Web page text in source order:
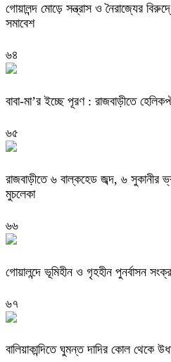
গোয়ালন্দ মোড়ে সন্ত্রাস ও নৈরাজ্যের
সমাবেশ
৬৪
বাবা-মা’র ইচ্ছে পূরণ : রাজবাড়ীতে
৬৫
রাজবাড়ীতে ৬ বাল্কহেড জব্দ, ৬ সুকানীর
মুচলেকা
৬৬
গোয়ালন্দে ভূমিহীন ও গৃহহীন পুনর্বাসন
৬৭
বালিয়াকান্দিতে ঘুমন্ত দাদির কোল থেকে